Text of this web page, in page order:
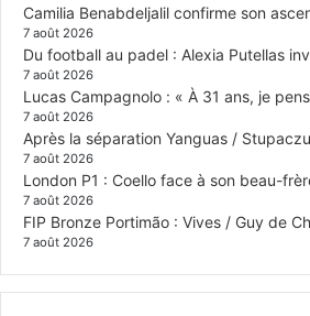
Camilia Benabdeljalil confirme son
7 août 2026
Du football au padel : Alexia Putellas
7 août 2026
Lucas Campagnolo : « À 31 ans, je
7 août 2026
Après la séparation Yanguas /
7 août 2026
London P1 : Coello face à son beau-
7 août 2026
FIP Bronze Portimão : Vives / Guy de
7 août 2026